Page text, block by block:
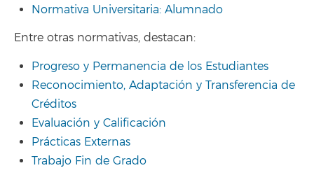
Normativa Universitaria: Alumnado
Entre otras normativas, destacan:
Progreso y Permanencia de los Estudiantes
Reconocimiento, Adaptación y Transferencia de
Créditos
Evaluación y Calificación
Prácticas Externas
Trabajo Fin de Grado